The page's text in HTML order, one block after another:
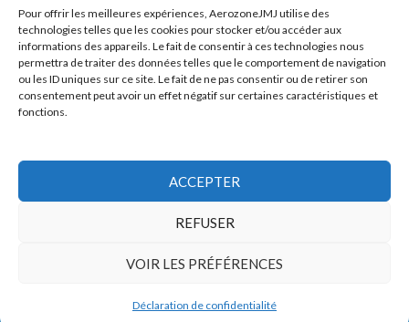
Pour offrir les meilleures expériences, AerozoneJMJ utilise des
technologies telles que les cookies pour stocker et/ou accéder aux
informations des appareils. Le fait de consentir à ces technologies nous
permettra de traiter des données telles que le comportement de navigation
ou les ID uniques sur ce site. Le fait de ne pas consentir ou de retirer son
consentement peut avoir un effet négatif sur certaines caractéristiques et
fonctions.
ACCEPTER
REFUSER
VOIR LES PRÉFÉRENCES
Déclaration de confidentialité
Réseaux sociaux
© Mars 2006-Août 2026
Politique de confidentialité Fièrement propulsé par WordPress